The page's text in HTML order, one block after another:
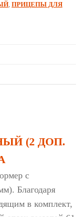
, ПРИЦЕПЫ ДЛЯ
(2 ДОП.
с
Благодаря
в комплект,